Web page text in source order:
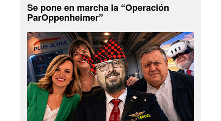
Se pone en marcha la “Operación
ParOppenheimer”